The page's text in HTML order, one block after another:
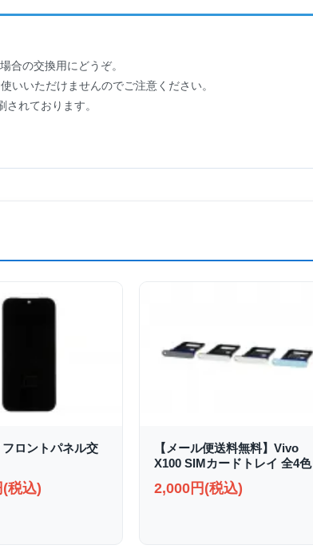
合の交換用にどうぞ。
いいただけませんのでご注意ください。
れております。
ロントパネル交
税込)
【メール便送料無料】Vivo
X100 SIMカードトレイ 全4色
2,000円(税込)